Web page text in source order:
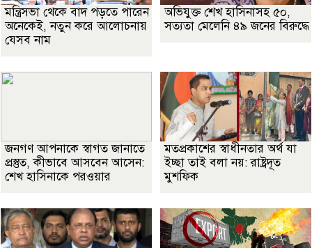
মন্ত্রিসভা থেকে বাদ পড়তে পারেন
অনেকেই, নতুন করে আলোচনায়
যেসব নাম
অভিযুক্ত শেখ হাসিনাসহ ৫০,
সত্যতা মেলেনি ৪৯ জনের বিরুদ্ধে
জনগণ আপনাকে স্বাগত জানাতে
প্রস্তুত, কীভাবে আসবেন আসেন:
শেখ হাসিনাকে পরওয়ার
মতপ্রকাশের স্বাধীনতার অর্থ যা
ইচ্ছা তাই বলা নয়: রাষ্ট্রদূত
মুশফিক